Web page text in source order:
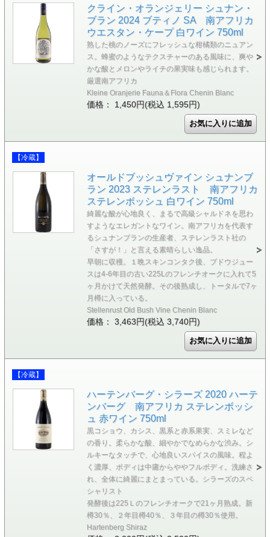
クライン・オランジェリー シュナン・
ブラン 2024 ブティノ SA 南アフリカ
ウエスタン・ケープ 白ワイン 750ml
熟した桃のノーズにフレッシュな柑橘類のニュアン
ス。蜂蜜のようなテクスチャーのある風味に、爽や
かな酸とメロンやライチの果実味も感じられます。
厳選南アフリカ
Kleine Oranjerie Fauna＆Flora Chenin Blanc
価格： 1,450円(税込 1,595円)
【冷蔵】
オールドブッシュヴァイン シュナンブ
ラン 2023 ステレンラスト 南アフリカ
ステレンボッシュ 白ワイン 750ml
綺麗な酸が心地良く、まるで高級シャルドネを思わ
すようなエレガントなワイン。南アフリカを代表す
るシュナンブランの生産者、ステレンラスト社の
「さすが！」と言える素晴らしい逸品。
早朝に収穫。１晩スキンコンタク後、ブドウジュー
スは4-6年目の古い225Lのフレンチオークに入れて5
ヶ月かけて天然発酵。その後熟成し、トータルで7ヶ
月樽に入っている。
Stellenrust Old Bush Vine Chenin Blanc
価格： 3,463円(税込 3,740円)
【冷蔵】
ハーテンバーグ・シラーズ 2020 ハーテ
ンバーグ 南アフリカ ステレンボッシ
ュ 赤ワイン 750ml
黒コショウ、カシス、黒系と赤系果実、スミレなど
の香り。柔らかな酸、細やかでなめらかな渋み。シ
ルキーなタッチで、心地良いスパイスの風味。程よ
く濃厚、ボディは中庸からややフルボディ。洗練さ
れ、全体に綺麗にまとまっている。シラーズのスペ
シャリスト
発酵後は225Ｌのフレンチオークで21ヶ月熟成。新
樽30％、２年目樽40％、３年目の樽30％使用。
Hartenberg Shiraz